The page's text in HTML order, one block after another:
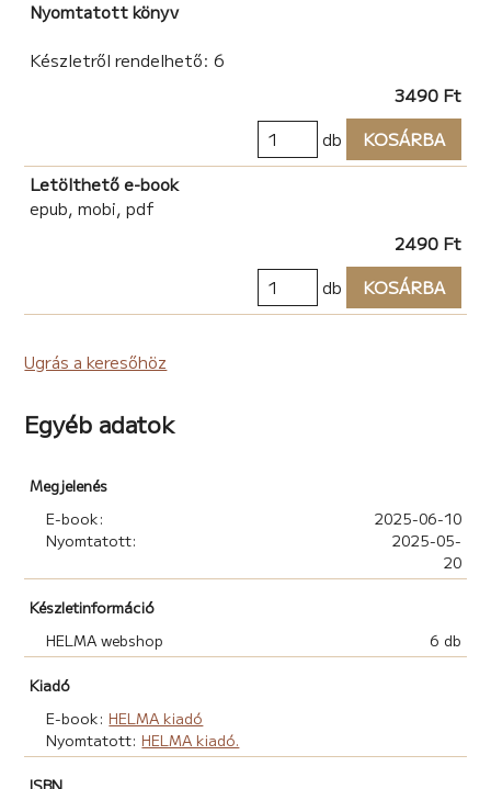
amely sokszor fog az olvasó szemébe könnyet
bátran ír szeretetről, veszteségről, vágyról, álmokról és
közben a sírás és a nevetés kéz a kézben jár. Jó
Nyomtatott könyv
Készletről rendelhető: 6
3490 Ft
db
KOSÁRBA
Letölthető e-book
epub, mobi, pdf
2490 Ft
db
KOSÁRBA
Ugrás a keresőhöz
Egyéb adatok
Megjelenés
E-book:
2025-06-10
Nyomtatott:
2025-05-
20
Készletinformáció
HELMA webshop
6 db
Kiadó
E-book: HELMA kiadó
Nyomtatott: HELMA kiadó.
ISBN